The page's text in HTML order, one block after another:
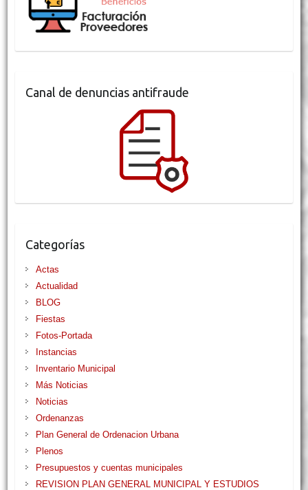
Canal de denuncias antifraude
Categorías
Actas
Actualidad
BLOG
Fiestas
Fotos-Portada
Instancias
Inventario Municipal
Más Noticias
Noticias
Ordenanzas
Plan General de Ordenacion Urbana
Plenos
Presupuestos y cuentas municipales
REVISION PLAN GENERAL MUNICIPAL Y ESTUDIOS